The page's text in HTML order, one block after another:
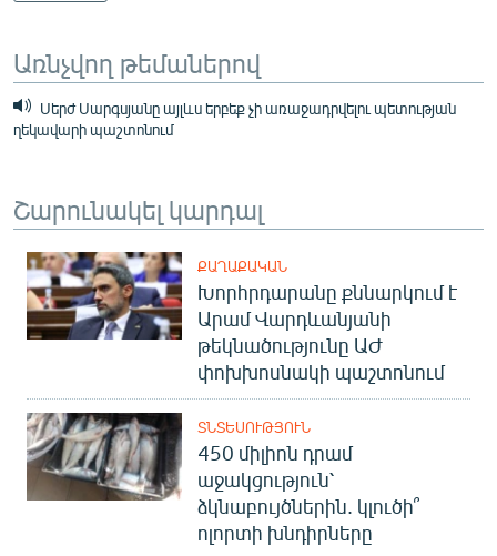
Առնչվող թեմաներով
Սերժ Սարգսյանը այլևս երբեք չի առաջադրվելու պետության
ղեկավարի պաշտոնում
Շարունակել կարդալ
ՔԱՂԱՔԱԿԱՆ
Խորհրդարանը քննարկում է
Արամ Վարդևանյանի
թեկնածությունը ԱԺ
փոխխոսնակի պաշտոնում
ՏՆՏԵՍՈՒԹՅՈՒՆ
450 միլիոն դրամ
աջակցություն՝
ձկնաբույծներին. կլուծի՞
ոլորտի խնդիրները